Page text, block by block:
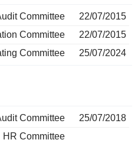
Committee
22/07/2015
Committee
22/07/2015
Committee
25/07/2024
Committee
25/07/2018
HR Committee